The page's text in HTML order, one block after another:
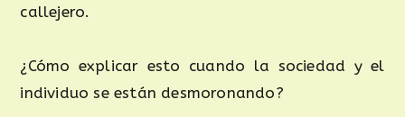
callejero.
¿Cómo explicar esto cuando la sociedad y el
individuo se están desmoronando?